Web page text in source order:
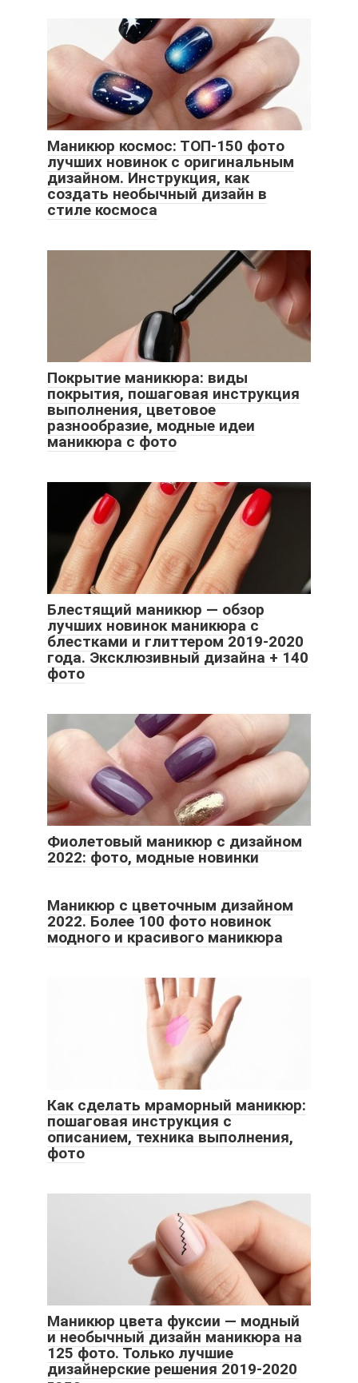
Маникюр космос: ТОП-150 фото
лучших новинок с оригинальным
дизайном. Инструкция, как
создать необычный дизайн в
стиле космоса
Покрытие маникюра: виды
покрытия, пошаговая инструкция
выполнения, цветовое
разнообразие, модные идеи
маникюра с фото
Блестящий маникюр — обзор
лучших новинок маникюра с
блестками и глиттером 2019-2020
года. Эксклюзивный дизайна + 140
фото
Фиолетовый маникюр с дизайном
2022: фото, модные новинки
Маникюр с цветочным дизайном
2022. Более 100 фото новинок
модного и красивого маникюра
Как сделать мраморный маникюр:
пошаговая инструкция с
описанием, техника выполнения,
фото
Маникюр цвета фуксии — модный
и необычный дизайн маникюра на
125 фото. Только лучшие
дизайнерские решения 2019-2020